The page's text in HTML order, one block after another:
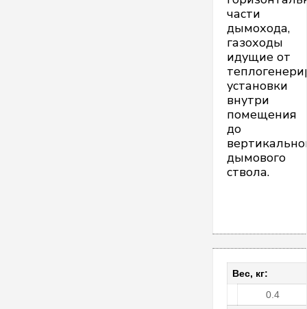
части
дымохода,
газоходы
идущие от
установки
внутри
помещения
до
дымового
ствола.
Вес, кг:
0.4